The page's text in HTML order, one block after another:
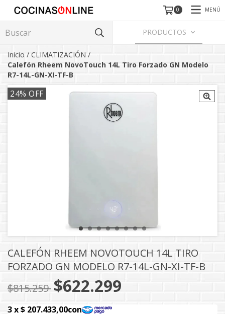
0 MENÚ
PRODUCTOS
Inicio / CLIMATIZACIÓN /
Calefón Rheem NovoTouch 14L Tiro Forzado GN Modelo
R7-14L-GN-XI-TF-B
24% OFF
CALEFÓN RHEEM NOVOTOUCH 14L TIRO
FORZADO GN MODELO R7-14L-GN-XI-TF-B
$815.259 $622.299